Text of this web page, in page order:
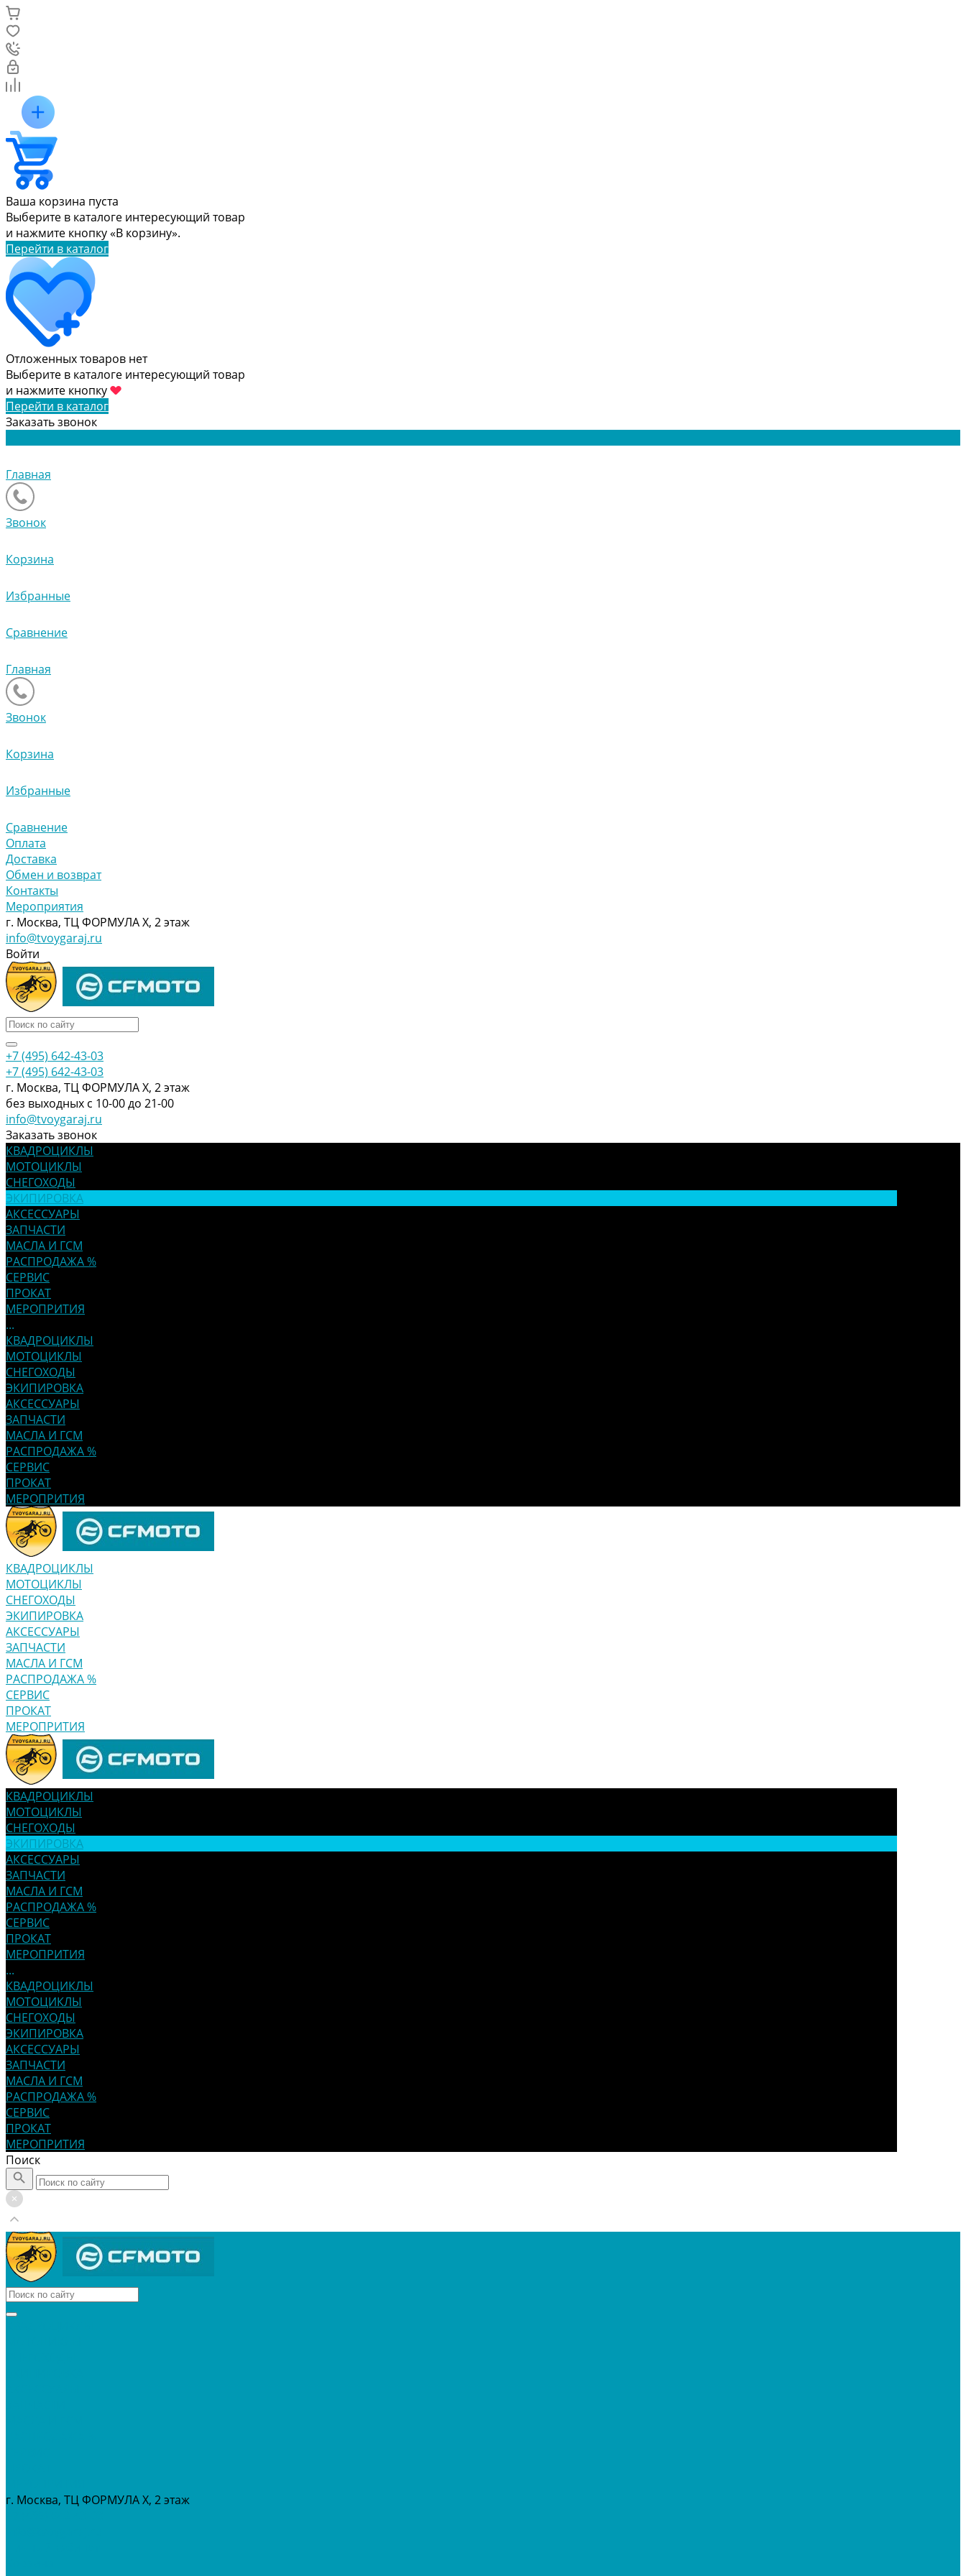
Ваша корзина пуста
Выберите в каталоге интересующий товар
и нажмите кнопку «В корзину».
Перейти в каталог
Отложенных товаров нет
Выберите в каталоге интересующий товар
и нажмите кнопку
Перейти в каталог
Заказать звонок
Главная
Звонок
Корзина
Избранные
Сравнение
Главная
Звонок
Корзина
Избранные
Сравнение
Оплата
Доставка
Обмен и возврат
Контакты
Мероприятия
г. Москва, ТЦ ФОРМУЛА Х, 2 этаж
info@tvoygaraj.ru
Войти
+7 (495) 642-43-03
+7 (495) 642-43-03
г. Москва, ТЦ ФОРМУЛА Х, 2 этаж
без выходных с 10-00 до 21-00
info@tvoygaraj.ru
Заказать звонок
КВАДРОЦИКЛЫ
МОТОЦИКЛЫ
СНЕГОХОДЫ
ЭКИПИРОВКА
АКСЕССУАРЫ
ЗАПЧАСТИ
МАСЛА И ГСМ
РАСПРОДАЖА %
СЕРВИС
ПРОКАТ
МЕРОПРИТИЯ
...
КВАДРОЦИКЛЫ
МОТОЦИКЛЫ
СНЕГОХОДЫ
ЭКИПИРОВКА
АКСЕССУАРЫ
ЗАПЧАСТИ
МАСЛА И ГСМ
РАСПРОДАЖА %
СЕРВИС
ПРОКАТ
МЕРОПРИТИЯ
КВАДРОЦИКЛЫ
МОТОЦИКЛЫ
СНЕГОХОДЫ
ЭКИПИРОВКА
АКСЕССУАРЫ
ЗАПЧАСТИ
МАСЛА И ГСМ
РАСПРОДАЖА %
СЕРВИС
ПРОКАТ
МЕРОПРИТИЯ
КВАДРОЦИКЛЫ
МОТОЦИКЛЫ
СНЕГОХОДЫ
ЭКИПИРОВКА
АКСЕССУАРЫ
ЗАПЧАСТИ
МАСЛА И ГСМ
РАСПРОДАЖА %
СЕРВИС
ПРОКАТ
МЕРОПРИТИЯ
...
КВАДРОЦИКЛЫ
МОТОЦИКЛЫ
СНЕГОХОДЫ
ЭКИПИРОВКА
АКСЕССУАРЫ
ЗАПЧАСТИ
МАСЛА И ГСМ
РАСПРОДАЖА %
СЕРВИС
ПРОКАТ
МЕРОПРИТИЯ
Поиск
г. Москва, ТЦ ФОРМУЛА Х, 2 этаж